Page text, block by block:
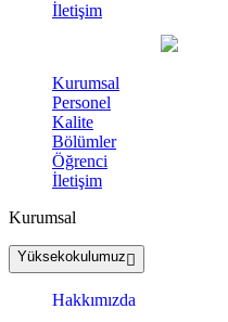
İletişim
Kurumsal
Personel
Kalite
Bölümler
Öğrenci
İletişim
Kurumsal
Yüksekokulumuz
Hakkımızda